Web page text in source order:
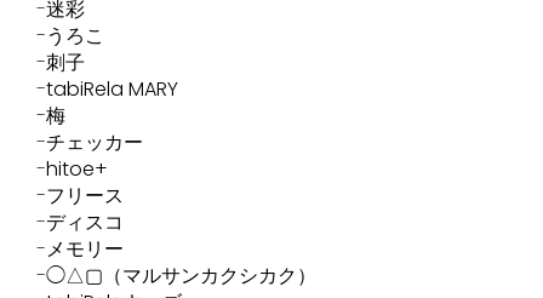
迷彩
うろこ
刺子
tabiRela MARY
梅
チェッカー
hitoe+
フリース
ディスコ
メモリー
◯△▢（マルサンカクシカク）